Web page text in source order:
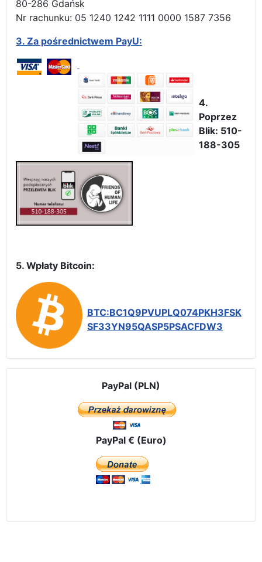
80-286 Gdańsk
Nr rachunku: 05 1240 1242 1111 0000 1587 7356
3. Za pośrednictwem PayU:
4.
Poprzez
Blik: 510-
188-305
5. Wpłaty Bitcoin:
BTC:BC1Q9PVUPLQ074PKH3FSK
SF33YN95QASP5PSACFDW3
PayPal (PLN)
PayPal € (Euro)